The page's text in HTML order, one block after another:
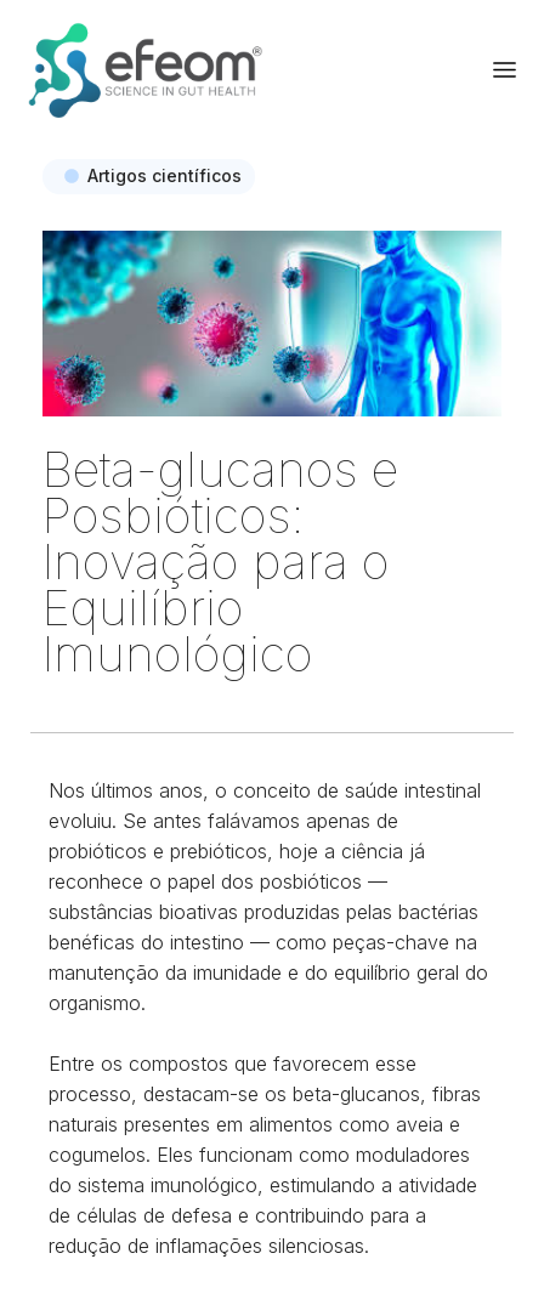
Artigos científicos
Beta-glucanos e
Posbióticos:
Inovação para o
Equilíbrio
Imunológico
Nos últimos anos, o conceito de saúde intestinal
evoluiu. Se antes falávamos apenas de
probióticos e prebióticos, hoje a ciência já
reconhece o papel dos posbióticos —
substâncias bioativas produzidas pelas bactérias
benéficas do intestino — como peças-chave na
manutenção da imunidade e do equilíbrio geral do
organismo.
Entre os compostos que favorecem esse
processo, destacam-se os beta-glucanos, fibras
naturais presentes em alimentos como aveia e
cogumelos. Eles funcionam como moduladores
do sistema imunológico, estimulando a atividade
de células de defesa e contribuindo para a
redução de inflamações silenciosas.